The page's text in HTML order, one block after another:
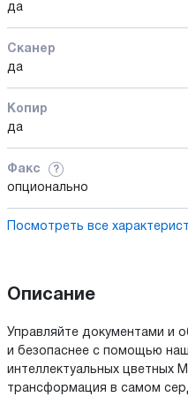
да
Сканер
да
Копир
да
Факс ?
опционально
Посмотреть все
Описание
Управляйте документами и
и безопаснее с помощью
интеллектуальных
трансформация в самом